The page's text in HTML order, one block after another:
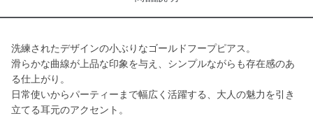
洗練されたデザインの小ぶりなゴールドフープピアス。
滑らかな曲線が上品な印象を与え、シンプルながらも存在感のあ
る仕上がり。
日常使いからパーティーまで幅広く活躍する、大人の魅力を引き
立てる耳元のアクセント。